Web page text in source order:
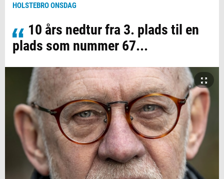
HOLSTEBRO ONSDAG
10 års nedtur fra 3. plads til en
plads som nummer 67...